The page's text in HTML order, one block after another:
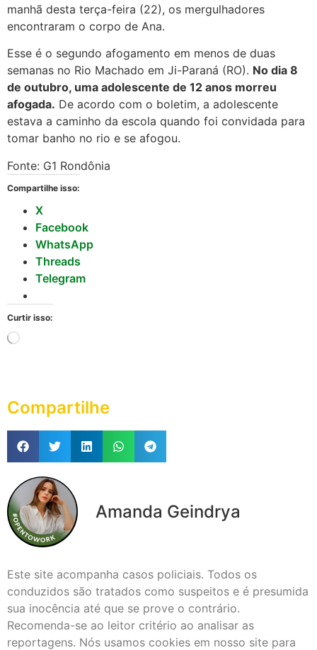
manhã desta terça-feira (22), os mergulhadores
encontraram o corpo de Ana.
Esse é o segundo afogamento em menos de duas
semanas no Rio Machado em Ji-Paraná (RO). No dia 8
de outubro, uma adolescente de 12 anos morreu
afogada. De acordo com o boletim, a adolescente
estava a caminho da escola quando foi convidada para
tomar banho no rio e se afogou.
Fonte: G1 Rondônia
Compartilhe isso:
X
Facebook
WhatsApp
Threads
Telegram
Curtir isso:
Compartilhe
Amanda Geindrya
Este site acompanha casos policiais. Todos os
conduzidos são tratados como suspeitos e é presumida
sua inocência até que se prove o contrário.
Recomenda-se ao leitor critério ao analisar as
reportagens. Nós usamos cookies em nosso site para